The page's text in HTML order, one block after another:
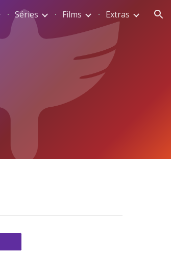
Séries Films Extras